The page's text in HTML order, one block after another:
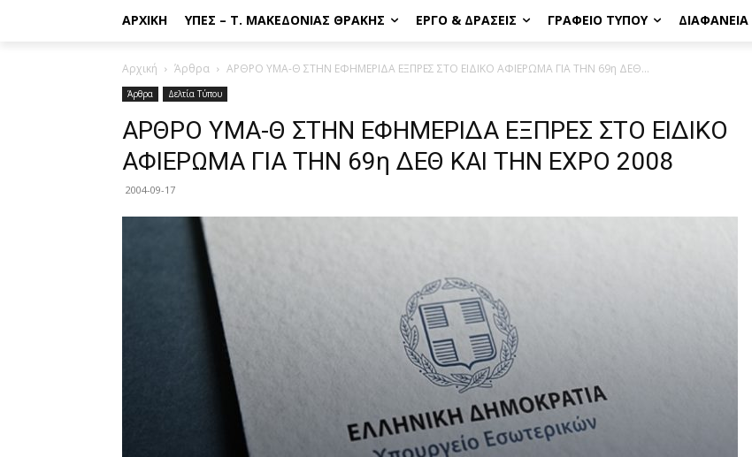
ΑΡΧΙΚΉ ΥΠΕΣ – Τ. ΜΑΚΕΔΟΝΊΑΣ ΘΡΆΚΗΣ ΈΡΓΟ & ΔΡΆΣΕΙΣ ΓΡΑΦΕΊΟ ΤΎΠΟΥ
Αρχική Άρθρα ΑΡΘΡΟ ΥΜΑ-Θ ΣΤΗΝ ΕΦΗΜΕΡΙΔΑ ΕΞΠΡΕΣ ΣΤΟ ΕΙΔΙΚΟ ΑΦΙΕΡΩΜΑ ΓΙΑ ΤΗΝ 69η ΔΕΘ...
Άρθρα Δελτία Τύπου
ΑΡΘΡΟ ΥΜΑ-Θ ΣΤΗΝ ΕΦΗΜΕΡΙΔΑ ΕΞΠΡΕΣ ΣΤΟ ΕΙΔΙΚΟ
ΑΦΙΕΡΩΜΑ ΓΙΑ ΤΗΝ 69η ΔΕΘ ΚΑΙ ΤΗΝ EXPO 2008
2004-09-17